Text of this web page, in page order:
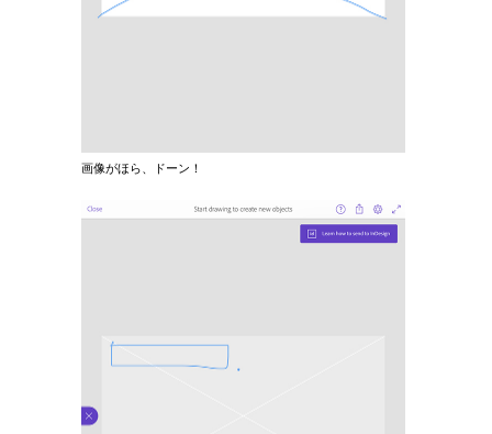
画像がほら、ドーン！